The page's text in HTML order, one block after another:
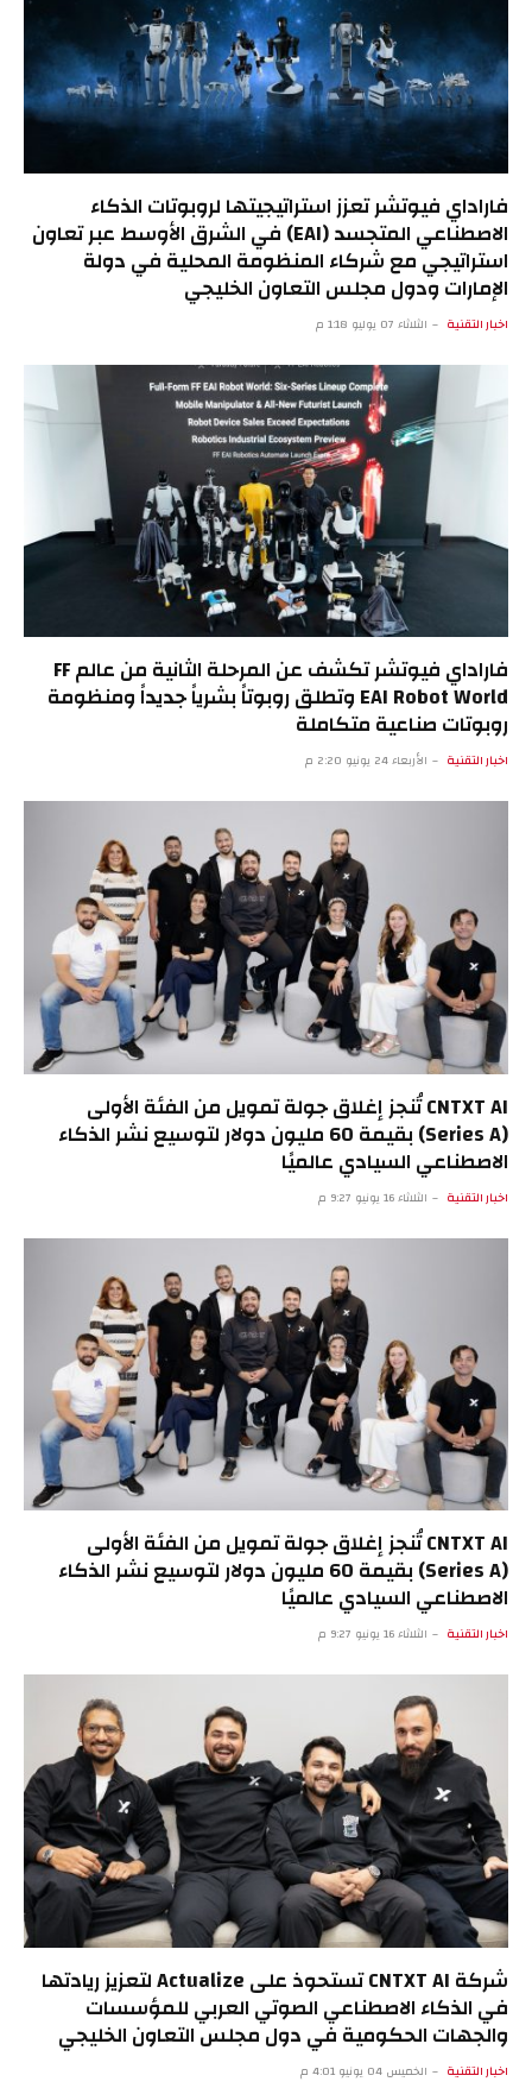
فاراداي فيوتشر تعزز استراتيجيتها لروبوتات الذكاء
الاصطناعي المتجسد (EAI) في الشرق الأوسط عبر تعاون
استراتيجي مع شركاء المنظومة المحلية في دولة
الإمارات ودول مجلس التعاون الخليجي
اخبار التقنية الثلاثاء 07 يوليو 1:18 م
فاراداي فيوتشر تكشف عن المرحلة الثانية من عالم FF
EAI Robot World وتطلق روبوتاً بشرياً جديداً ومنظومة
روبوتات صناعية متكاملة
اخبار التقنية الأربعاء 24 يونيو 2:20 م
CNTXT AI تُنجز إغلاق جولة تمويل من الفئة الأولى
(Series A) بقيمة 60 مليون دولار لتوسيع نشر الذكاء
الاصطناعي السيادي عالميًا
اخبار التقنية الثلاثاء 16 يونيو 9:27 م
CNTXT AI تُنجز إغلاق جولة تمويل من الفئة الأولى
(Series A) بقيمة 60 مليون دولار لتوسيع نشر الذكاء
الاصطناعي السيادي عالميًا
اخبار التقنية الثلاثاء 16 يونيو 9:27 م
شركة CNTXT AI تستحوذ على Actualize لتعزيز ريادتها
في الذكاء الاصطناعي الصوتي العربي للمؤسسات
والجهات الحكومية في دول مجلس التعاون الخليجي
اخبار التقنية الخميس 04 يونيو 4:01 م